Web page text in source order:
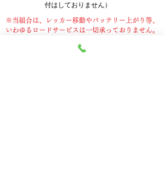
付はしておりません）
※当組合は、レッカー移動やバッテリー上がり等、
いわゆるロードサービスは一切承っておりません。
なお、緊急時や当組合休業日の場合は、